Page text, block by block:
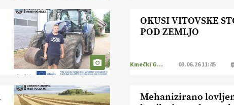
OKUSI VITOVSKE
POD ZEMLJO
Kmečki Glas 03.06.26 11:45
Mehanizirano